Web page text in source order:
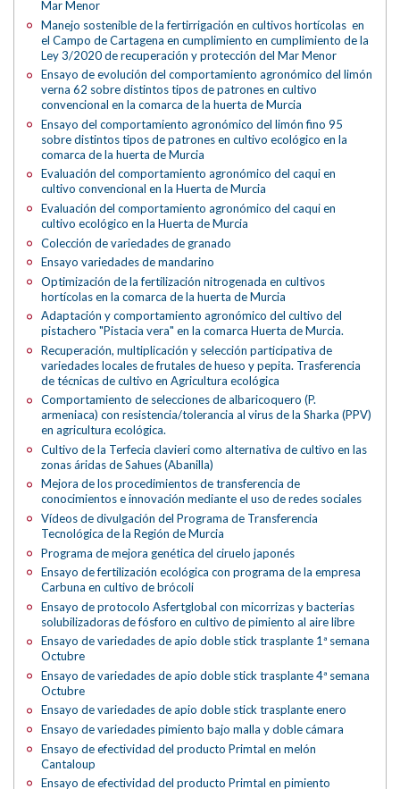
Mar Menor
Manejo sostenible de la fertirrigación en cultivos hortícolas en
el Campo de Cartagena en cumplimiento en cumplimiento de la
Ley 3/2020 de recuperación y protección del Mar Menor
Ensayo de evolución del comportamiento agronómico del limón
verna 62 sobre distintos tipos de patrones en cultivo
convencional en la comarca de la huerta de Murcia
Ensayo del comportamiento agronómico del limón fino 95
sobre distintos tipos de patrones en cultivo ecológico en la
comarca de la huerta de Murcia
Evaluación del comportamiento agronómico del caqui en
cultivo convencional en la Huerta de Murcia
Evaluación del comportamiento agronómico del caqui en
cultivo ecológico en la Huerta de Murcia
Colección de variedades de granado
Ensayo variedades de mandarino
Optimización de la fertilización nitrogenada en cultivos
hortícolas en la comarca de la huerta de Murcia
Adaptación y comportamiento agronómico del cultivo del
pistachero "Pistacia vera" en la comarca Huerta de Murcia.
Recuperación, multiplicación y selección participativa de
variedades locales de frutales de hueso y pepita. Trasferencia
de técnicas de cultivo en Agricultura ecológica
Comportamiento de selecciones de albaricoquero (P.
armeniaca) con resistencia/tolerancia al virus de la Sharka (PPV)
en agricultura ecológica.
Cultivo de la Terfecia clavieri como alternativa de cultivo en las
zonas áridas de Sahues (Abanilla)
Mejora de los procedimientos de transferencia de
conocimientos e innovación mediante el uso de redes sociales
Vídeos de divulgación del Programa de Transferencia
Tecnológica de la Región de Murcia
Programa de mejora genética del ciruelo japonés
Ensayo de fertilización ecológica con programa de la empresa
Carbuna en cultivo de brócoli
Ensayo de protocolo Asfertglobal con micorrizas y bacterias
solubilizadoras de fósforo en cultivo de pimiento al aire libre
Ensayo de variedades de apio doble stick trasplante 1ª semana
Octubre
Ensayo de variedades de apio doble stick trasplante 4ª semana
Octubre
Ensayo de variedades de apio doble stick trasplante enero
Ensayo de variedades pimiento bajo malla y doble cámara
Ensayo de efectividad del producto Primtal en melón
Cantaloup
Ensayo de efectividad del producto Primtal en pimiento